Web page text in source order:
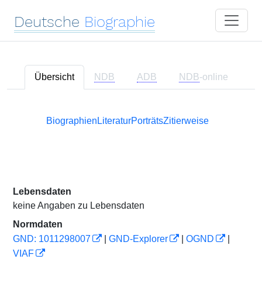
Deutsche Biographie
Übersicht NDB ADB NDB-online
Biographien LiteraturPorträtsZitierweise
Lebensdaten
keine Angaben zu Lebensdaten
Normdaten
GND: 1011298007
GND-Explorer OGND
VIAF